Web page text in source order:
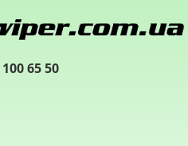
100 65 50